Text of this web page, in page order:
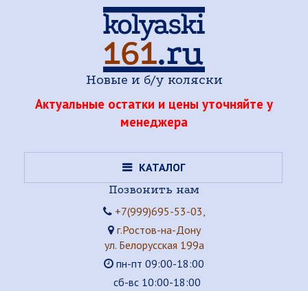
Новые и б/у коляски
Актуальные остатки и цены уточняйте у
менеджера
КАТАЛОГ
Позвонить нам
+7(999)695-53-03,
г.Ростов-на-Дону
ул. Белорусская 199а
пн-пт 09:00-18:00
сб-вс 10:00-18:00